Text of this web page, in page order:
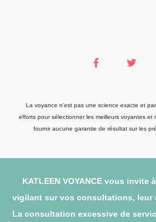
La voyance n'est pas une science exacte et
efforts pour sélectionner les meilleurs voyantes et
fournir aucune garantie de résultat sur les
KATLEEN VOYANCE vous invite
vigilant sur vos consultations, leur
La consultation excessive de